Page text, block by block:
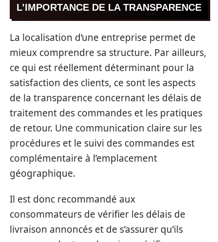
L’IMPORTANCE DE LA TRANSPARENCE
La localisation d’une entreprise permet de
mieux comprendre sa structure. Par ailleurs,
ce qui est réellement déterminant pour la
satisfaction des clients, ce sont les aspects
de la transparence concernant les délais de
traitement des commandes et les pratiques
de retour. Une communication claire sur les
procédures et le suivi des commandes est
complémentaire à l’emplacement
géographique.
Il est donc recommandé aux
consommateurs de vérifier les délais de
livraison annoncés et de s’assurer qu’ils